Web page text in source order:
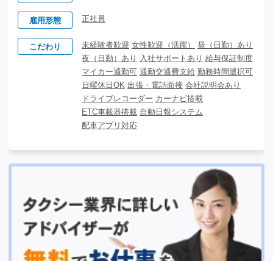
雇用形態 正社員
こだわり 未経験者歓迎 女性歓迎（活躍）
昼（日勤）あり
夜（日勤）あり 入社サポートあり 給与保証制度
マイカー通勤可 通勤交通費支給 勤務時間選択可
日曜休日OK 出張・電話面接 会社説明会あり
ドライブレコーダー カーナビ搭載
ETC車載器搭載 自動日報システム
配車アプリ対応